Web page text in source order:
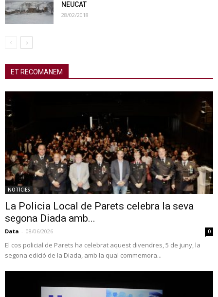
NEUCAT
28/02/2018
ET RECOMANEM
NOTÍCIES
La Policia Local de Parets celebra la seva
segona Diada amb...
Data - 08/06/2026 0
El cos policial de Parets ha celebrat aquest divendres, 5 de juny, la
segona edició de la Diada, amb la qual commemora...